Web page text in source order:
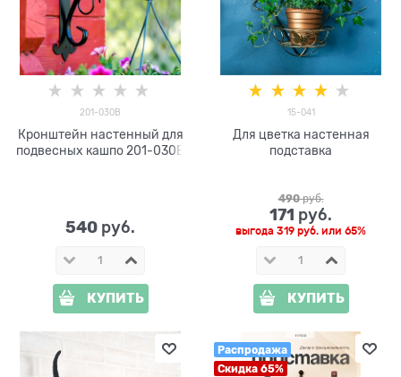
201-030B
Кронштейн настенный для
подвесных кашпо 201-030B
540 руб.
КУПИТЬ
15-041
Для цветка настенная
подставка
490 руб.
171 руб.
выгода 319 руб. или 65%
КУПИТЬ
Распродажа
Скидка 65%